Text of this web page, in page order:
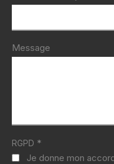
Message
RGPD *
Je donne mon